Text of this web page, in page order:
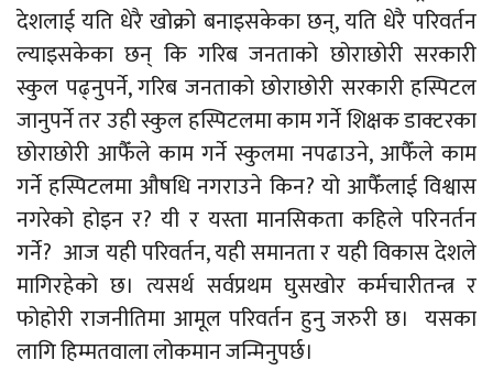
देशलाई यति धेरै खोक्रो बनाइसकेका छन्, यति धेरै परिवर्तन
ल्याइसकेका छन् कि गरिब जनताको छोराछोरी सरकारी
स्कुल पढ्नुपर्ने, गरिब जनताको छोराछोरी सरकारी हस्पिटल
जानुपर्ने तर उही स्कुल हस्पिटलमा काम गर्ने शिक्षक डाक्टरका
छोराछोरी आफैँले काम गर्ने स्कुलमा नपढाउने, आफैँले काम
गर्ने हस्पिटलमा औषधि नगराउने किन? यो आफैँलाई विश्वास
नगरेको होइन र? यी र यस्ता मानसिकता कहिले परिनर्तन
गर्ने? आज यही परिवर्तन, यही समानता र यही विकास देशले
मागिरहेको छ। त्यसर्थ सर्वप्रथम घुसखोर कर्मचारीतन्त्र र
फोहोरी राजनीतिमा आमूल परिवर्तन हुनु जरुरी छ। यसका
लागि हिम्मतवाला लोकमान जन्मिनुपर्छ।